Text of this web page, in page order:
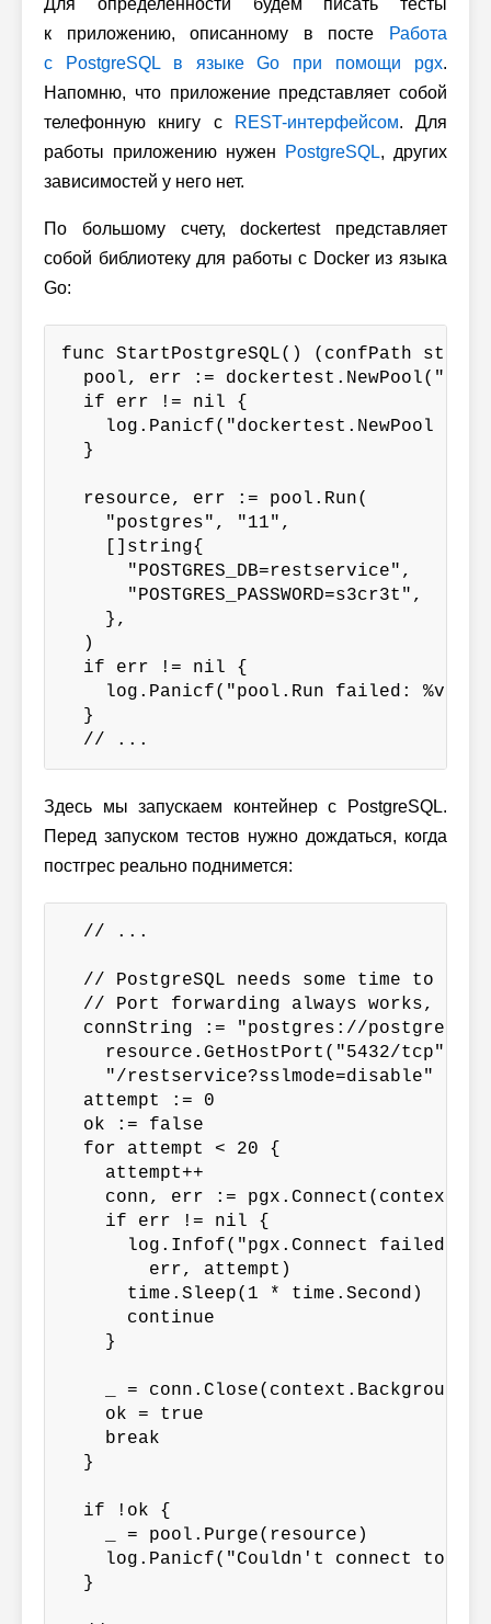
Для определенности будем писать тесты
к приложению, описанному в посте
Работа
с PostgreSQL в языке Go при помощи pgx.
Напомню, что приложение представляет собой
телефонную книгу с
REST-интерфейсом. Для
работы приложению нужен
PostgreSQL, других
зависимостей у него нет.
По большому счету, dockertest представляет
собой библиотеку для работы с Docker из языка
Go:
func StartPostgreSQL() (confPath
  pool, err := dockertest.NewPool("")
  if err != nil {
log.Panicf("dockertest.NewPool
  }
  resource, err := pool.Run(
    "postgres", "11",
    []string{
      "POSTGRES_DB=restservice",
      "POSTGRES_PASSWORD=s3cr3t",
    },
  )
  if err != nil {
log.Panicf("pool.Run failed: %v",
  }
  // ...
Здесь мы запускаем контейнер с PostgreSQL.
Перед запуском тестов нужно дождаться, когда
постгрес реально поднимется:
  // ...
// PostgreSQL needs some time to
// Port forwarding always works,
connString := "postgres://
    resource.GetHostPort("5432/tcp")+
    "/restservice?sslmode=disable"
  attempt := 0
  ok := false
  for attempt < 20 {
    attempt++
conn, err :=
    if err != nil {
log.Infof("pgx.Connect failed:
        err, attempt)
      time.Sleep(1 * time.Second)
      continue
    }
_ =
    ok = true
    break
  }
  if !ok {
    _ = pool.Purge(resource)
log.Panicf("Couldn't connect to
  }